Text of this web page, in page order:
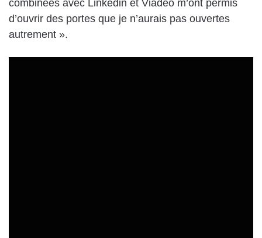
combinées avec Linkedin et Viadeo m’ont permis
d’ouvrir des portes que je n’aurais pas ouvertes
autrement ».